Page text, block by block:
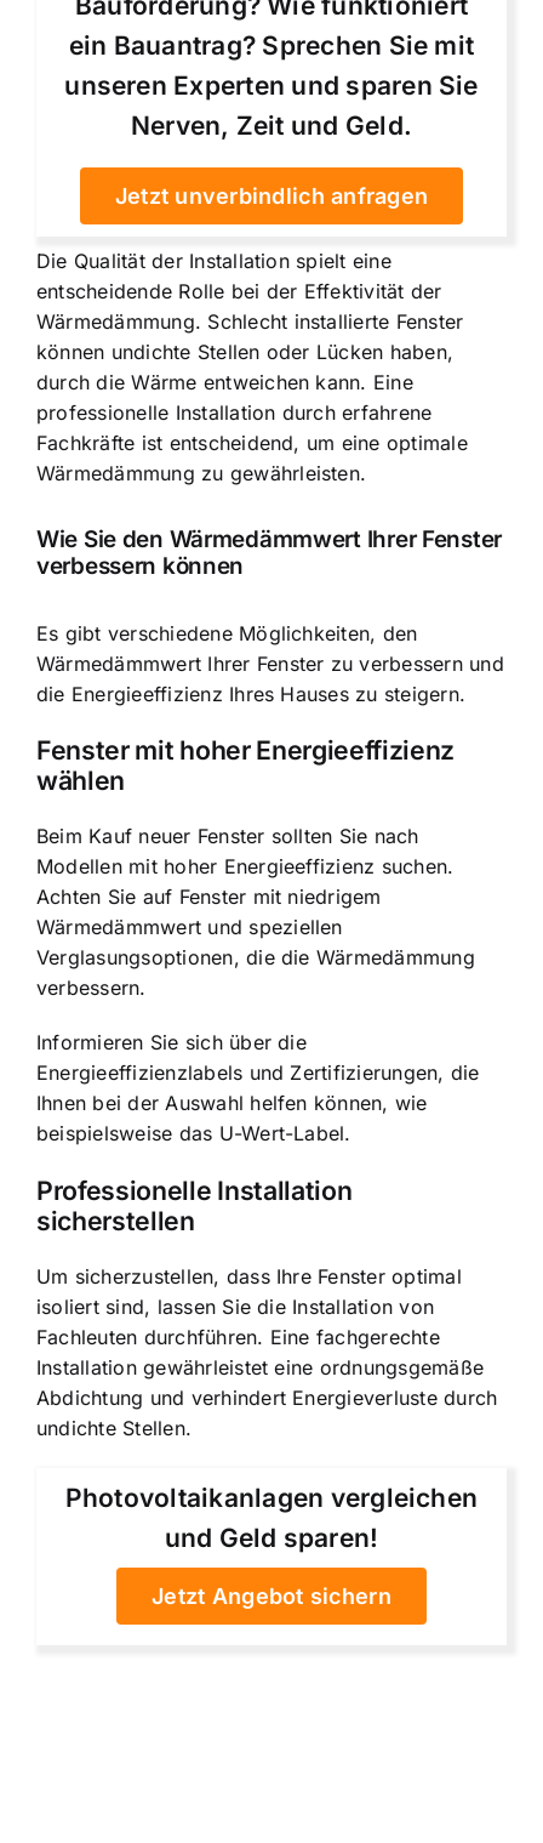
ein Bauantrag? Sprechen Sie mit
unseren Experten und sparen Sie
Nerven, Zeit und Geld.
Jetzt unverbindlich anfragen
Die Qualität der Installation spielt eine
entscheidende Rolle bei der Effektivität der
Wärmedämmung. Schlecht installierte Fenster
können undichte Stellen oder Lücken haben,
durch die Wärme entweichen kann. Eine
professionelle Installation durch erfahrene
Fachkräfte ist entscheidend, um eine optimale
Wärmedämmung zu gewährleisten.
Wie Sie den Wärmedämmwert Ihrer Fenster
verbessern können
Es gibt verschiedene Möglichkeiten, den
Wärmedämmwert Ihrer Fenster zu verbessern und
die Energieeffizienz Ihres Hauses zu steigern.
Fenster mit hoher Energieeffizienz
wählen
Beim Kauf neuer Fenster sollten Sie nach
Modellen mit hoher Energieeffizienz suchen.
Achten Sie auf Fenster mit niedrigem
Wärmedämmwert und speziellen
Verglasungsoptionen, die die Wärmedämmung
verbessern.
Informieren Sie sich über die
Energieeffizienzlabels und Zertifizierungen, die
Ihnen bei der Auswahl helfen können, wie
beispielsweise das U-Wert-Label.
Professionelle Installation
sicherstellen
Um sicherzustellen, dass Ihre Fenster optimal
isoliert sind, lassen Sie die Installation von
Fachleuten durchführen. Eine fachgerechte
Installation gewährleistet eine ordnungsgemäße
Abdichtung und verhindert Energieverluste durch
undichte Stellen.
Photovoltaikanlagen vergleichen
und Geld sparen!
Jetzt Angebot sichern